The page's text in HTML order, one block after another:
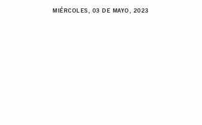
MIÉRCOLES, 03 DE MAYO, 2023